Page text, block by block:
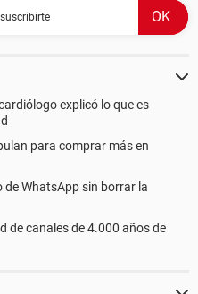
explicó lo que es
para comprar más en
WhatsApp sin borrar la
de canales de 4.000 años de